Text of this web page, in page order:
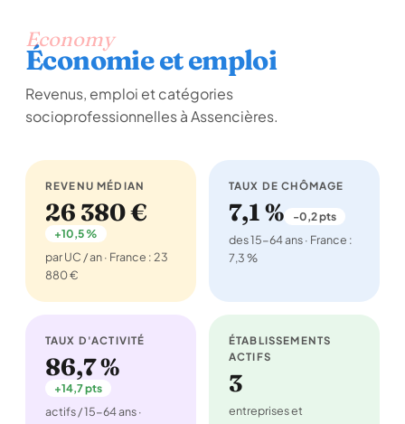
Economy
Économie et emploi
Revenus, emploi et catégories
socioprofessionnelles à Assencières.
REVENU MÉDIAN
26 380 €
+10,5 %
par UC / an · France : 23
880 €
TAUX DE CHÔMAGE
7,1 % -0,2 pts
des 15-64 ans · France :
7,3 %
TAUX D'ACTIVITÉ
86,7 %
+14,7 pts
actifs / 15-64 ans ·
ÉTABLISSEMENTS
ACTIFS
3
entreprises et